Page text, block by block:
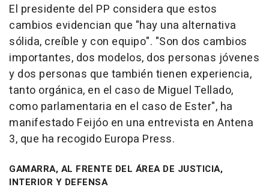
El presidente del PP considera que estos
cambios evidencian que "hay una alternativa
sólida, creíble y con equipo". "Son dos cambios
importantes, dos modelos, dos personas jóvenes
y dos personas que también tienen experiencia,
tanto orgánica, en el caso de Miguel Tellado,
como parlamentaria en el caso de Ester", ha
manifestado Feijóo en una entrevista en Antena
3, que ha recogido Europa Press.
GAMARRA, AL FRENTE DEL ÁREA DE JUSTICIA,
INTERIOR Y DEFENSA